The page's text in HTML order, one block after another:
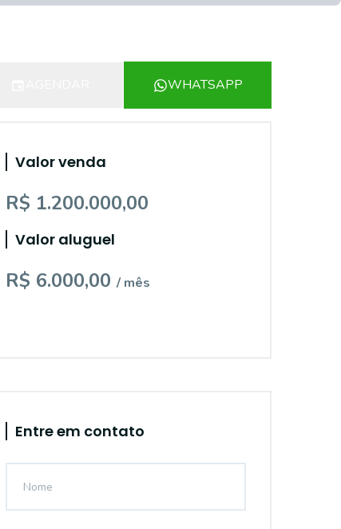
WHATSAPP
Valor venda
R$ 1.200.000,00
Valor aluguel
R$ 6.000,00 / mês
Entre em contato